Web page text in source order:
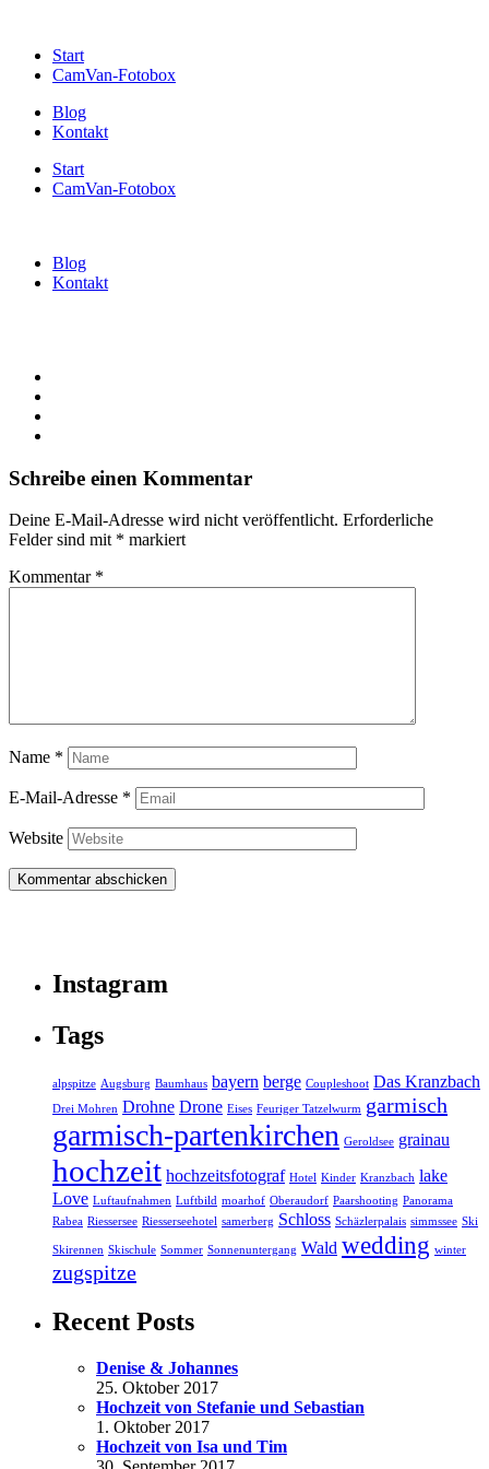
Start
CamVan-Fotobox
Blog
Kontakt
Start
CamVan-Fotobox
Blog
Kontakt
Schreibe einen Kommentar
Deine E-Mail-Adresse wird nicht veröffentlicht. Erforderliche
Felder sind mit * markiert
Kommentar *
Name *
E-Mail-Adresse *
Website
Instagram
Tags
alpspitze Augsburg Baumhaus bayern berge Coupleshoot Das Kranzbach
Drei Mohren Drohne Drone Eises Feuriger Tatzelwurm garmisch
garmisch-partenkirchen Geroldsee grainau
hochzeit hochzeitsfotograf Hotel Kinder Kranzbach lake
Love Luftaufnahmen Luftbild moarhof Oberaudorf Paarshooting Panorama
Rabea Riessersee Riesserseehotel samerberg Schloss Schäzlerpalais simmssee Ski
Skirennen Skischule Sommer Sonnenuntergang Wald wedding winter
zugspitze
Recent Posts
Denise & Johannes
25. Oktober 2017
Hochzeit von Stefanie und Sebastian
1. Oktober 2017
Hochzeit von Isa und Tim